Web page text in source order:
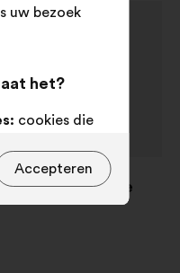
maar laten we
uw bezoek
het?
cookies die
aan
Accepteren